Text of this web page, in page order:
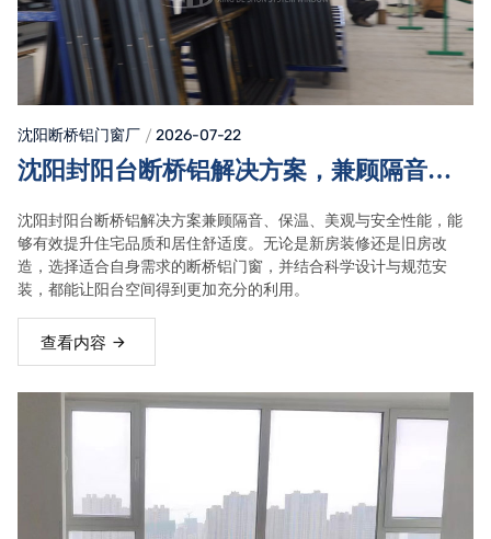
沈阳断桥铝门窗厂 2026-07-22
沈阳封阳台断桥铝解决方案，兼顾隔音、
沈阳封阳台断桥铝解决方案兼顾隔音、保温、美观与安全性能，能
够有效提升住宅品质和居住舒适度。无论是新房装修还是旧房改
造，选择适合自身需求的断桥铝门窗，并结合科学设计与规范安
装，都能让阳台空间得到更加充分的利用。
查看内容